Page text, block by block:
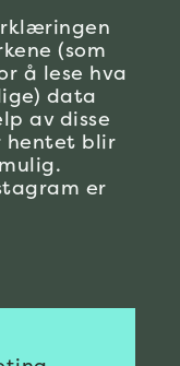
(som
å lese hva
data
av disse
hentet blir
er